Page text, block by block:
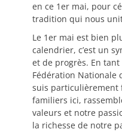
en ce 1er mai, pour
tradition qui nous
Le 1er mai est bien
calendrier, c’est un
et de progrès. En
Fédération Nationale
suis particulièrement
familiers ici,
valeurs et notre
la richesse de notre